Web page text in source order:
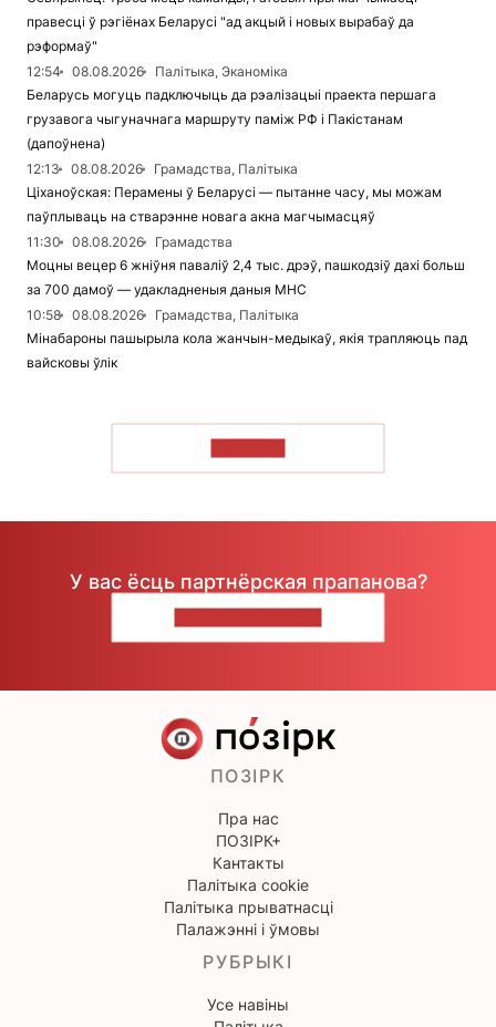
правесці ў рэгіёнах Беларусі "ад акцый і новых вырабаў да
рэформаў"
12:54
08.08.2026
Палітыка, Эканоміка
Беларусь могуць падключыць да рэалізацыі праекта першага
грузавога чыгуначнага маршруту паміж РФ і Пакістанам
(дапоўнена)
12:13
08.08.2026
Грамадства, Палітыка
Ціханоўская: Перамены ў Беларусі — пытанне часу, мы можам
паўплываць на стварэнне новага акна магчымасцяў
11:30
08.08.2026
Грамадства
Моцны вецер 6 жніўня паваліў 2,4 тыс. дрэў, пашкодзіў дахі больш
за 700 дамоў — удакладненыя даныя МНС
10:58
08.08.2026
Грамадства, Палітыка
Мінабароны пашырыла кола жанчын-медыкаў, якія трапляюць пад
вайсковы ўлік
У вас ёсць партнёрская прапанова?
ПОЗІРК
Пра нас
ПОЗІРК+
Кантакты
Палітыка cookie
Палітыка прыватнасці
Палажэнні і ўмовы
РУБРЫКІ
Усе навіны